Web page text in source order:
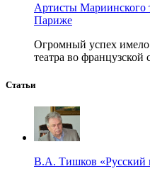
Артисты Мариинского
Париже
Огромный успех
театра во французской
Статьи
В.А. Тишков «Русский